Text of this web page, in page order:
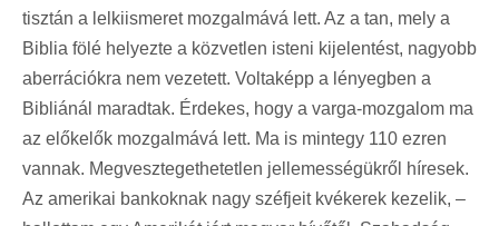
tisztán a lelkiismeret mozgalmává lett. Az a tan, mely a
Biblia fölé helyezte a közvetlen isteni kijelentést, nagyobb
aberrációkra nem vezetett. Voltaképp a lényegben a
Bibliánál maradtak. Érdekes, hogy a varga-mozgalom ma
az előkelők mozgalmává lett. Ma is mintegy 110 ezren
vannak. Megvesztegethetetlen jellemességükről híresek.
Az amerikai bankoknak nagy széfjeit kvékerek kezelik, –